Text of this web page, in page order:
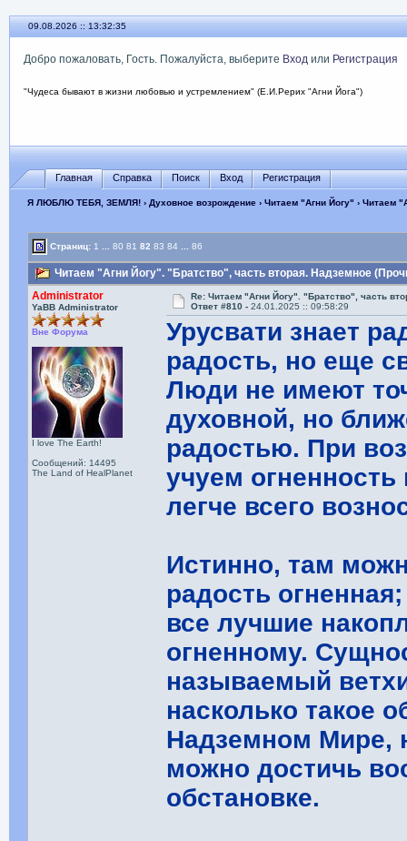
09.08.2026 :: 13:32:36
Добро пожаловать, Гость. Пожалуйста, выберите Входили Регистрация
"Чудеса бывают в жизни любовью и устремлением" (Е.И.Рерих "Агни Йога")
Главная Справка Поиск Вход Регистрация
Я ЛЮБЛЮ ТЕБЯ, ЗЕМЛЯ!› Духовное возрождение› Читаем "Агни Йогу" › Читаем
Страниц: 1 80 81 82 83 84 86
Читаем "Агни Йогу". "Братство", часть вторая. Надземное
Administrator
YaBB Administrator
Вне Форума
I love The Earth!
Сообщений: 14495
The Land of HealPlanet
Re: Читаем "Агни Йогу". "Братство", часть
Ответ #810 -24.01.2025 :: 09:58:29
Урусвати знает
радость, но еще
Люди не имеют
духовной, но
радостью. При
учуем
легче всего
Истинно, там
радость
все лучшие
огненному.
называемый
насколько такое
Надземном Мире,
можно достичь
обстановке.